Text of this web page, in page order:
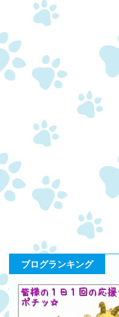
ブログランキング